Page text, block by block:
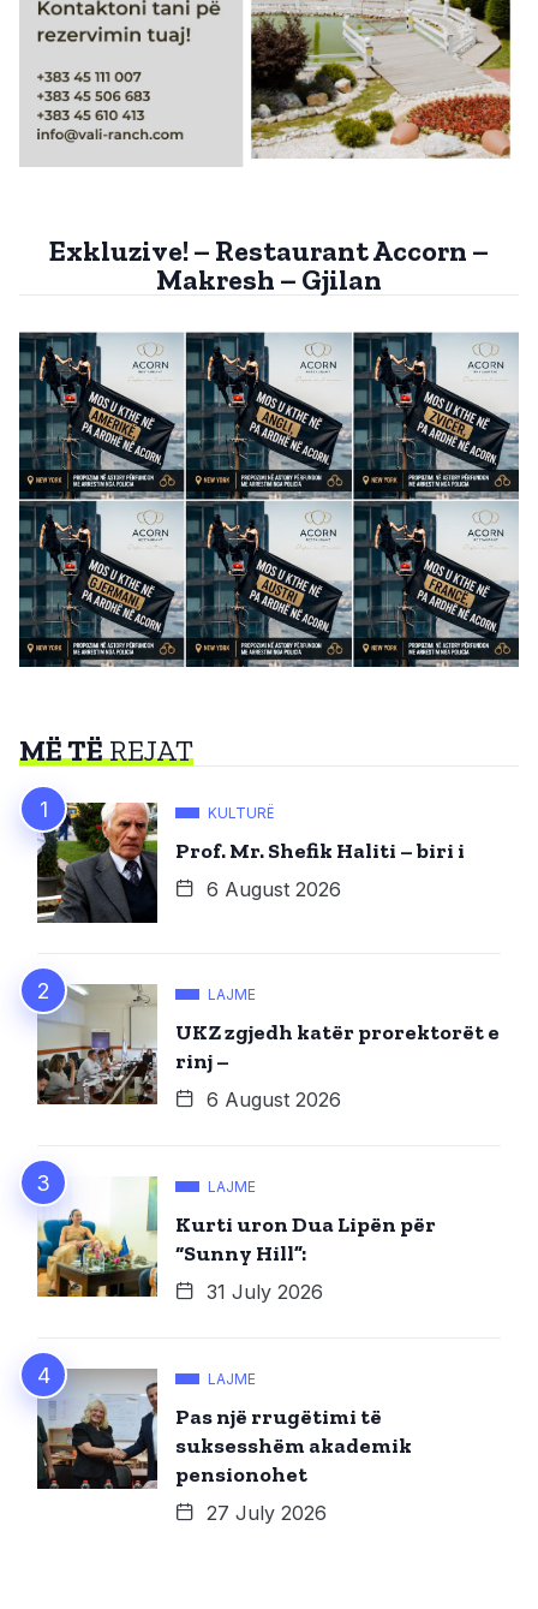
Exkluzive! – Restaurant Accorn –
Makresh – Gjilan
MË TËREJAT
KULTURË
Prof. Mr. Shefik Haliti – biri i
6 August 2026
LAJME
UKZ zgjedh katër prorektorët e
rinj –
6 August 2026
LAJME
Kurti uron Dua Lipën për
“Sunny Hill”:
31 July 2026
LAJME
Pas një rrugëtimi të
suksesshëm akademik
pensionohet
27 July 2026